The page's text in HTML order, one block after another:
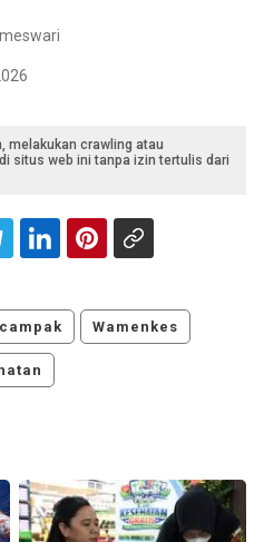
melakukan crawling atau
situs web ini tanpa izin tertulis dari
Wamenkes